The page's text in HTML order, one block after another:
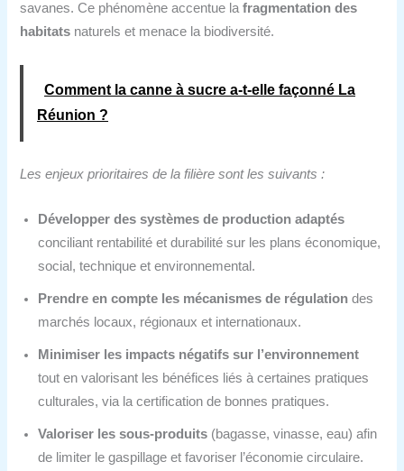
savanes. Ce phénomène accentue lafragmentation des
habitats naturels et menace la biodiversité.
Comment la canne à sucre a‑t‑elle façonné La
Réunion ?
Les enjeux prioritaires de la filière sont les suivants :
Développer des systèmes de production adaptés
conciliant rentabilité et durabilité sur les plans économique,
social, technique et environnemental.
Prendre en compte les mécanismes de régulation des
marchés locaux, régionaux et internationaux.
Minimiser les impacts négatifs sur l’environnement
tout en valorisant les bénéfices liés à certaines pratiques
culturales, via la certification de bonnes pratiques.
Valoriser les sous-produits (bagasse, vinasse, eau) afin
de limiter le gaspillage et favoriser l’économie circulaire.